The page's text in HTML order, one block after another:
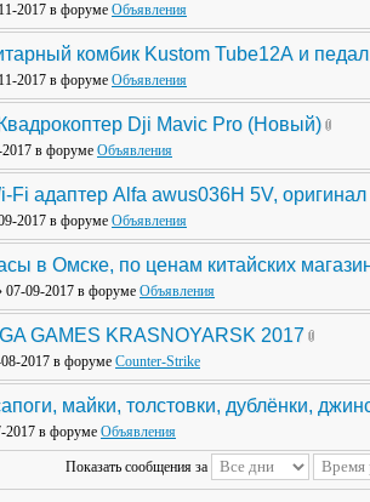
2017 в форуме Объявления
комбик Kustom Tube12А и
2017 в форуме Объявления
Dji Mavic Pro (Новый)
в форуме Объявления
Fi адаптер Alfa awus036H 5V, оригинал
2017 в форуме Объявления
в Омске, по ценам китайских
07-09-2017 в форуме Объявления
GAMES KRASNOYARSK 2017
2017 в форуме Counter-Strike
майки, толстовки, дублёнки,
2017 в форуме Объявления
Показать сообщения за